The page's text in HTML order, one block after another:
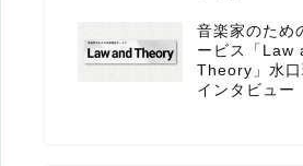
音楽家のため
ービス「Law
Theory」水
インタビュー